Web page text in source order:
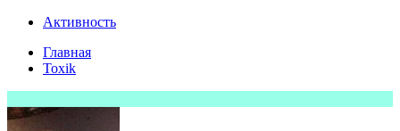
Активность
Главная
Toxik